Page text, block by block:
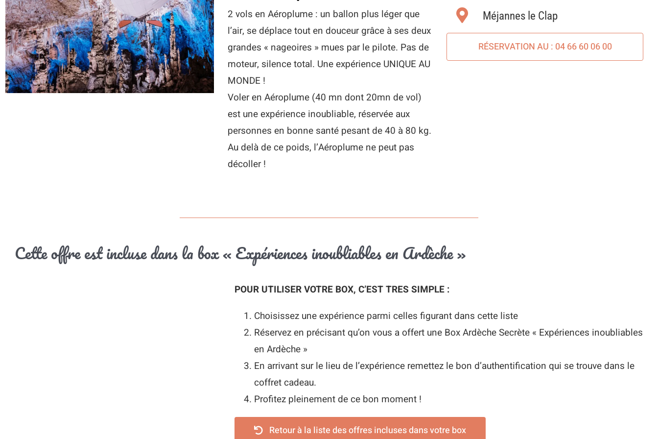
2 vols en Aéroplume : un ballon plus léger que
l’air, se déplace tout en douceur grâce à ses deux
grandes « nageoires » mues par le pilote. Pas de
moteur, silence total. Une expérience UNIQUE AU
MONDE !
Voler en Aéroplume (40 mn dont 20mn de vol)
est une expérience inoubliable, réservée aux
personnes en bonne santé pesant de 40 à 80 kg.
Au delà de ce poids, l’Aéroplume ne peut pas
décoller !
Méjannes le Clap
RÉSERVATION AU : 04 66 60 06 00
Cette offre est incluse dans la box « Expériences inoubliables en Ardèche »
POUR UTILISER VOTRE BOX, C’EST TRES SIMPLE :
Choisissez une expérience parmi celles figurant dans cette liste
Réservez en précisant qu’on vous a offert une Box Ardèche Secrète « Expériences inoubliables
en Ardèche »
En arrivant sur le lieu de l’expérience remettez le bon d’authentification qui se trouve dans le
coffret cadeau.
Profitez pleinement de ce bon moment !
Retour à la liste des offres incluses dans votre box